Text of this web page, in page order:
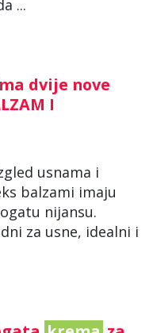
...
dvije nove
I
usnama i
balzami imaju
nijansu.
za usne, idealni i